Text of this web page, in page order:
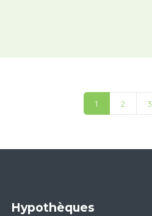
1 2 3
Hypothèques